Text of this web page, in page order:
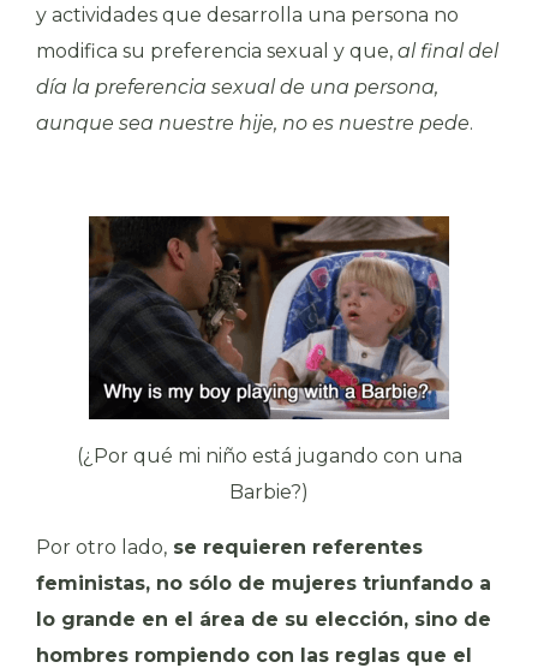
y actividades que desarrolla una persona no
modifica su preferencia sexual y que, al final del
día la preferencia sexual de una persona,
aunque sea nuestre hije, no es nuestre pede.
(¿Por qué mi niño está jugando con una
Barbie?)
Por otro lado, se requieren referentes
feministas, no sólo de mujeres triunfando a
lo grande en el área de su elección, sino de
hombres rompiendo con las reglas que el